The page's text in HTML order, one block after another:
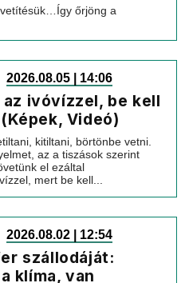
őrjöng a
2026.08.05 | 14:06
ivóvízzel, be kell
Videó)
kitiltani, börtönbe vetni.
az a tiszások szerint
el ezáltal
mert be kell...
2026.08.02 | 12:54
szállodáját:
klíma, van